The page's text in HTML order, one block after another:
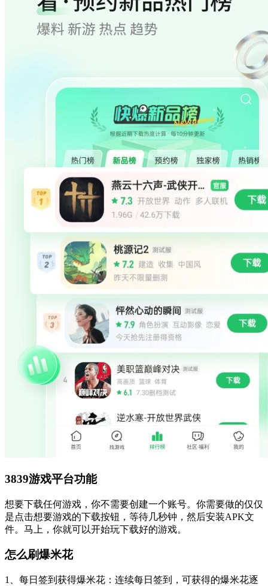
3839游戏平台功能
想要下载任何游戏，你不需要创建一个账号。你需要做的仅仅
是点击想要游戏的下载按钮，等待几秒钟，然后安装APK文
件。马上，你就可以开始玩下载好的游戏。
怎么刷爆米花
1、每日签到获得爆米花：连续每日签到，可获得的爆米花逐